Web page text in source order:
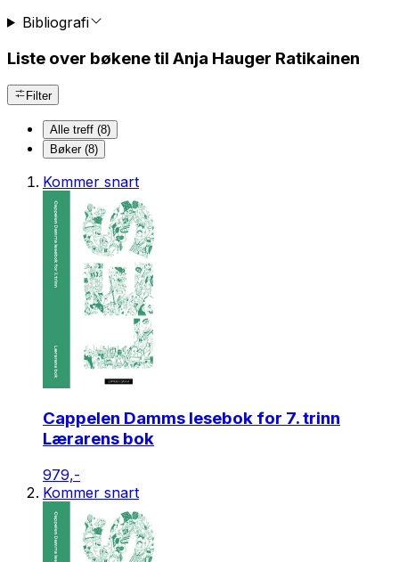
Bibliografi
Liste over bøkene til Anja Hauger Ratikainen
Filter
Alle treff (8)
Bøker (8)
Kommer snart
Cappelen Damms lesebok for 7. trinn
Lærarens bok
979,-
Kommer snart